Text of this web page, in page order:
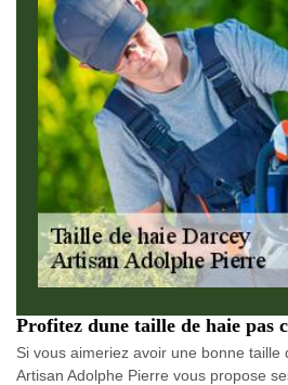
Profitez dune taille de haie pas
Si vous aimeriez avoir une bonne taille
Artisan Adolphe Pierre vous propose